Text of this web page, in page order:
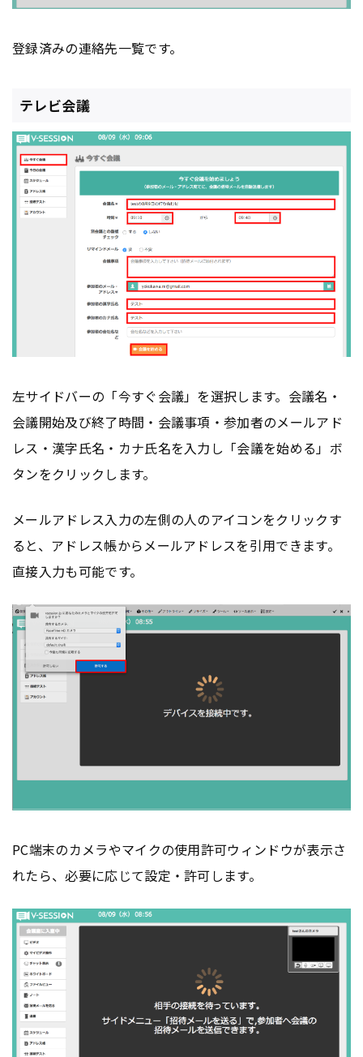
登録済みの連絡先一覧です。
テレビ会議
左サイドバーの「今すぐ会議」を選択します。会議名・
会議開始及び終了時間・会議事項・参加者のメールアド
レス・漢字氏名・カナ氏名を入力し「会議を始める」ボ
タンをクリックします。
メールアドレス入力の左側の人のアイコンをクリックす
ると、アドレス帳からメールアドレスを引用できます。
直接入力も可能です。
PC端末のカメラやマイクの使用許可ウィンドウが表示さ
れたら、必要に応じて設定・許可します。